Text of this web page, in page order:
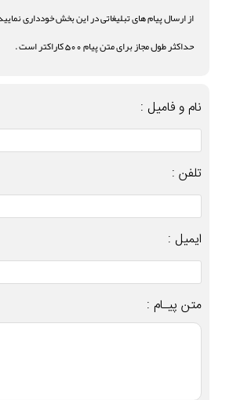
از ارسال پیام های تبلیغاتی در این بخش خودداری
حداکثر طول مجاز برای متن پیام 500 کاراکتر است .
نام و فامیل :
تلفن :
ایمیل :
متن پیـام :